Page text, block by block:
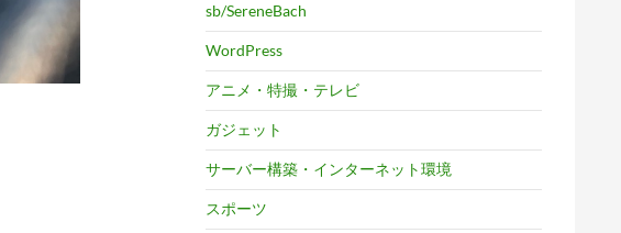
sb/SereneBach
WordPress
アニメ・特撮・テレビ
ガジェット
サーバー構築・インターネット環境
スポーツ